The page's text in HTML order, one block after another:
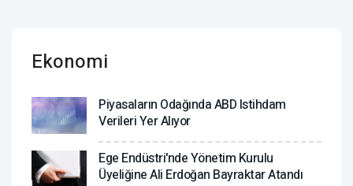
Ekonomi
Piyasaların Odağında ABD Istihdam
Verileri Yer Alıyor
Ege Endüstri'nde Yönetim Kurulu
Üyeliğine Ali Erdoğan Bayraktar Atandı